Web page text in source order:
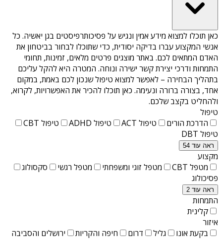
כאן תוכלו למצוא מידע אמין ונגיש על פסיכותרפיסטים בגן יאשיה. כל
אנשי המקצוע עברו בדיקה יסודית, כדי שתוכלו לבחור בביטחון את
האדם המתאים לכם. באתר מוצגים פרטים מלאים, זמינות, תחומי
התמחות ודרכי יצירת קשר ישירה ונוחה. המטרה היא להקל עליכם
בתהליך הבחירה – לאפשר למצוא טיפול שנכון לכם באמת, במקום
אחד, בצורה ברורה ונעימה. כאן תוכלו להכיר את האפשרויות, לקרוא,
ולהחליט בקצב שלכם.
טיפול
הדרכת הורים
טיפול ACT טיפול ADHD
טיפול CBT
טיפול DBT
ראה עוד 54
מקצוע
מטפל CBT
מטפל זוגי ומשפחתי מטפל רגשי
סקסולוג
פסיכולוג
ראה עוד 2
התמחות
קלינית
איזור
בקעת אונו
גליל דרום חיפה והקריות ירושלים והסביבה